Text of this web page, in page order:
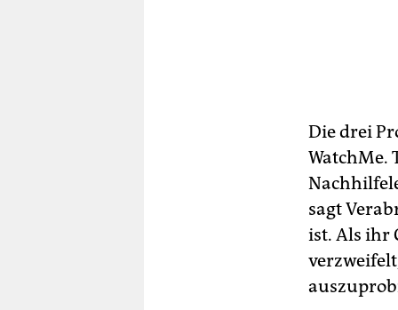
Die drei
WatchMe.
sagt
ist. Als ihr